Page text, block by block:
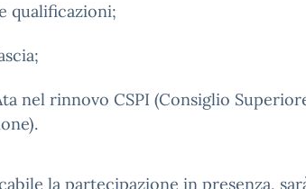
qualificazioni;
nel rinnovo CSPI (Consiglio
la partecipazione in presenza,